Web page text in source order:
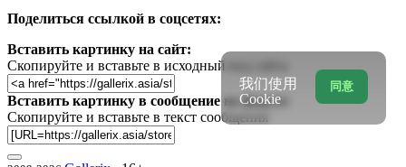
Поделиться ссылкой в соцсетях:
Вставить картинку на сайт:
Скопируйте и вставьте в исходный код сайта
Вставить картинку в сообщение на форум:
Скопируйте и вставьте в текст сообщения
同意
我们使用
Cookie